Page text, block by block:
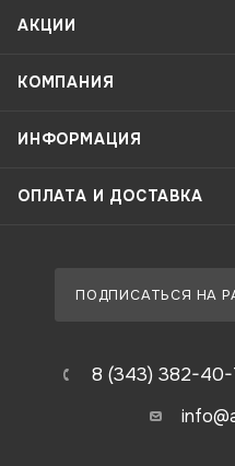
АКЦИИ
КОМПАНИЯ
ИНФОРМАЦИЯ
ОПЛАТА И ДОСТАВКА
ПОДПИСАТЬСЯ НА
8 (343) 382-